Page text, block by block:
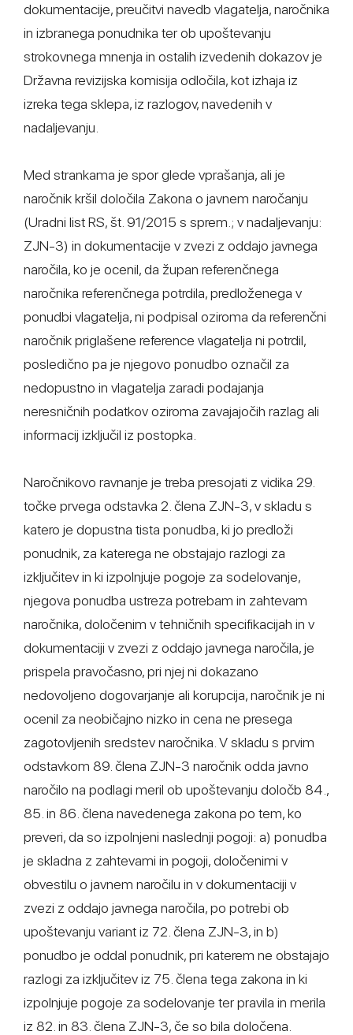
dokumentacije, preučitvi navedb vlagatelja, naročnika
in izbranega ponudnika ter ob upoštevanju
strokovnega mnenja in ostalih izvedenih dokazov je
Državna revizijska komisija odločila, kot izhaja iz
izreka tega sklepa, iz razlogov, navedenih v
nadaljevanju.
Med strankama je spor glede vprašanja, ali je
naročnik kršil določila Zakona o javnem naročanju
(Uradni list RS, št. 91/2015 s sprem.; v nadaljevanju:
ZJN-3) in dokumentacije v zvezi z oddajo javnega
naročila, ko je ocenil, da župan referenčnega
naročnika referenčnega potrdila, predloženega v
ponudbi vlagatelja, ni podpisal oziroma da referenčni
naročnik priglašene reference vlagatelja ni potrdil,
posledično pa je njegovo ponudbo označil za
nedopustno in vlagatelja zaradi podajanja
neresničnih podatkov oziroma zavajajočih razlag ali
informacij izključil iz postopka.
Naročnikovo ravnanje je treba presojati z vidika 29.
točke prvega odstavka 2. člena ZJN-3, v skladu s
katero je dopustna tista ponudba, ki jo predloži
ponudnik, za katerega ne obstajajo razlogi za
izključitev in ki izpolnjuje pogoje za sodelovanje,
njegova ponudba ustreza potrebam in zahtevam
naročnika, določenim v tehničnih specifikacijah in v
dokumentaciji v zvezi z oddajo javnega naročila, je
prispela pravočasno, pri njej ni dokazano
nedovoljeno dogovarjanje ali korupcija, naročnik je ni
ocenil za neobičajno nizko in cena ne presega
zagotovljenih sredstev naročnika. V skladu s prvim
odstavkom 89. člena ZJN-3 naročnik odda javno
naročilo na podlagi meril ob upoštevanju določb 84.,
85. in 86. člena navedenega zakona po tem, ko
preveri, da so izpolnjeni naslednji pogoji: a) ponudba
je skladna z zahtevami in pogoji, določenimi v
obvestilu o javnem naročilu in v dokumentaciji v
zvezi z oddajo javnega naročila, po potrebi ob
upoštevanju variant iz 72. člena ZJN-3, in b)
ponudbo je oddal ponudnik, pri katerem ne obstajajo
razlogi za izključitev iz 75. člena tega zakona in ki
izpolnjuje pogoje za sodelovanje ter pravila in merila
iz 82. in 83. člena ZJN-3, če so bila določena.